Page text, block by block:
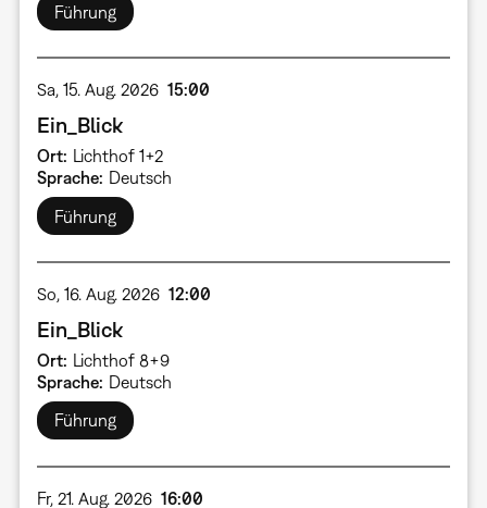
Führung
Sa, 15. Aug. 2026 15:00
Ein_Blick
Ort Lichthof 1+2
Sprache Deutsch
Führung
So, 16. Aug. 2026 12:00
Ein_Blick
Ort Lichthof 8+9
Sprache Deutsch
Führung
Fr, 21. Aug. 2026 16:00